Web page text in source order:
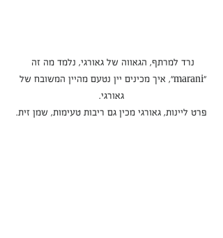
נרד למרתף, הגאווה של גאורגי, נלמד מה זה
"marani", איך מכינים יין נטעם מהיין המשובח של
גאורגי.
פרט ליינות, גאורגי מכין גם ריבות טעימות, שמן זית.